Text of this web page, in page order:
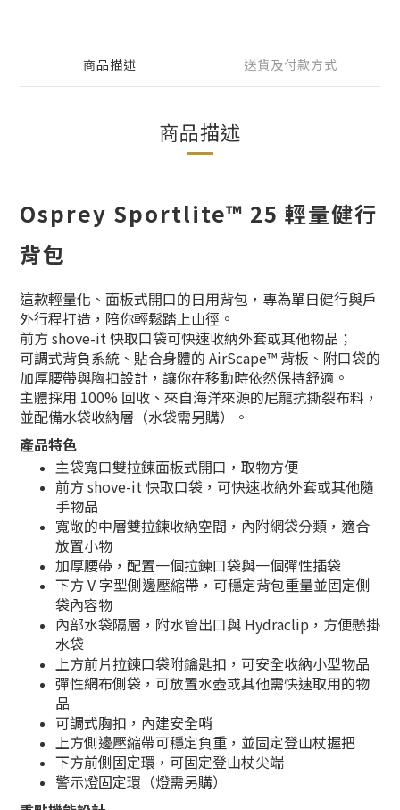
商品描述 送貨及付款方式
商品描述
Osprey Sportlite™ 25 輕量健行
背包
這款輕量化、面板式開口的日用背包，專為單日健行與戶
外行程打造，陪你輕鬆踏上山徑。
前方 shove-it 快取口袋可快速收納外套或其他物品；
可調式背負系統、貼合身體的 AirScape™ 背板、附口袋的
加厚腰帶與胸扣設計，讓你在移動時依然保持舒適。
主體採用 100% 回收、來自海洋來源的尼龍抗撕裂布料，
並配備水袋收納層（水袋需另購）。
產品特色
主袋寬口雙拉鍊面板式開口，取物方便
前方 shove-it 快取口袋，可快速收納外套或其他隨
手物品
寬敞的中層雙拉鍊收納空間，內附網袋分類，適合
放置小物
加厚腰帶，配置一個拉鍊口袋與一個彈性插袋
下方 V 字型側邊壓縮帶，可穩定背包重量並固定側
袋內容物
內部水袋隔層，附水管出口與 Hydraclip，方便懸掛
水袋
上方前片拉鍊口袋附鑰匙扣，可安全收納小型物品
彈性網布側袋，可放置水壺或其他需快速取用的物
品
可調式胸扣，內建安全哨
上方側邊壓縮帶可穩定負重，並固定登山杖握把
下方前側固定環，可固定登山杖尖端
警示燈固定環（燈需另購）